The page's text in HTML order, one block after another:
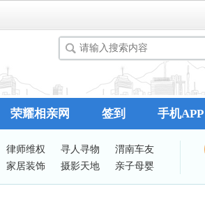
荣耀相亲网 签到 手机APP
律师维权 寻人寻物
渭南车友
家居装饰 摄影天地
亲子母婴
站务处理